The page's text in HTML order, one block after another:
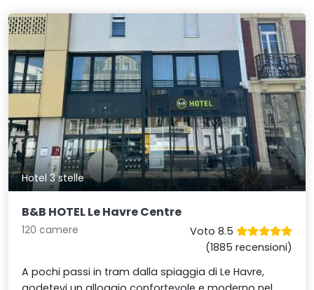
Hotel 3 stelle
B&B HOTEL Le Havre Centre
120 camere
Voto 8.5
(1885 recensioni)
A pochi passi in tram dalla spiaggia di Le Havre,